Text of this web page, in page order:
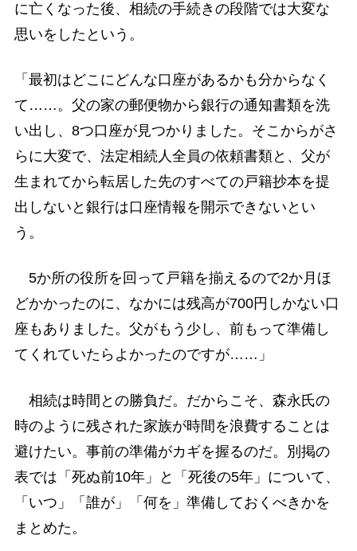
に亡くなった後、相続の手続きの段階では大変な
思いをしたという。
「最初はどこにどんな口座があるかも分からなく
て……。父の家の郵便物から銀行の通知書類を洗
い出し、8つ口座が見つかりました。そこからがさ
らに大変で、法定相続人全員の依頼書類と、父が
生まれてから転居した先のすべての戸籍抄本を提
出しないと銀行は口座情報を開示できないとい
う。
5か所の役所を回って戸籍を揃えるので2か月ほ
どかかったのに、なかには残高が700円しかない口
座もありました。父がもう少し、前もって準備し
てくれていたらよかったのですが……」
相続は時間との勝負だ。だからこそ、森永氏の
時のように残された家族が時間を浪費することは
避けたい。事前の準備がカギを握るのだ。別掲の
表では「死ぬ前10年」と「死後の5年」について、
「いつ」「誰が」「何を」準備しておくべきかを
まとめた。